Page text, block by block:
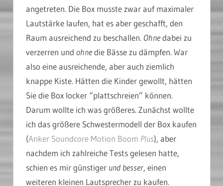
angetreten. Die Box musste zwar auf maximaler
Lautstärke laufen, hat es aber geschafft, den
Raum ausreichend zu beschallen. Ohnedabei zu
verzerren und ohnedie Bässe zu dämpfen. War
also eine ausreichende, aber auch ziemlich
knappe Kiste. Hätten die Kinder gewollt, hätten
Sie die Box locker “plattschreien” können.
Darum wollte ich was größeres. Zunächst wollte
ich das größere Schwestermodell der Box kaufen
(Anker Soundcore Motion Boom Plus), aber
nachdem ich zahlreiche Tests gelesen hatte,
schien es mir günstiger und besser, einen
weiteren kleinen Lautsprecher zu kaufen.